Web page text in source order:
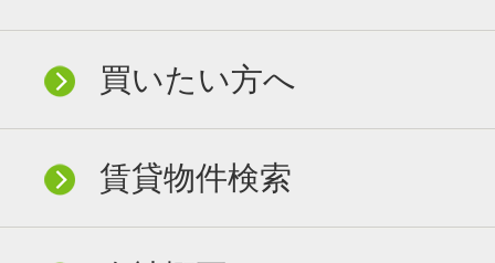
買いたい方へ
賃貸物件検索